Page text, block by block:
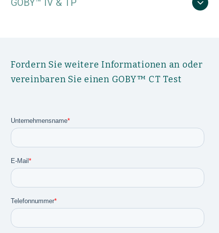
GOBY™ IV & TP
Fordern Sie weitere Informationen an oder
vereinbaren Sie einen GOBY™ CT Test